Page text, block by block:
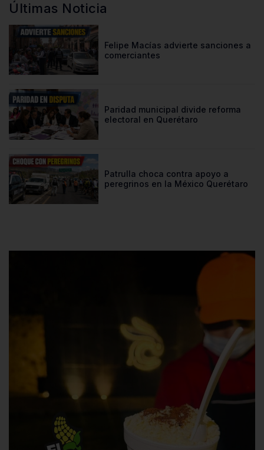
Últimas Noticia
Felipe Macías advierte sanciones a
comerciantes
Paridad municipal divide reforma
electoral en Querétaro
Patrulla choca contra apoyo a
peregrinos en la México Querétaro